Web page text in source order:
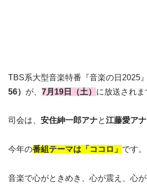
TBS系大型音楽特番『音楽の日2025』
56） が、 7月19日（土） に放送されま
司会は、 安住紳一郎アナと江藤愛アナ
今年の番組テーマは「ココロ」 です。
音楽で心がときめき、心が震え、心